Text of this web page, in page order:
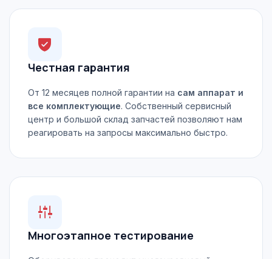
Честная гарантия
От 12 месяцев полной гарантии на сам аппарат и
все комплектующие. Собственный сервисный
центр и большой склад запчастей позволяют нам
реагировать на запросы максимально быстро.
Многоэтапное тестирование